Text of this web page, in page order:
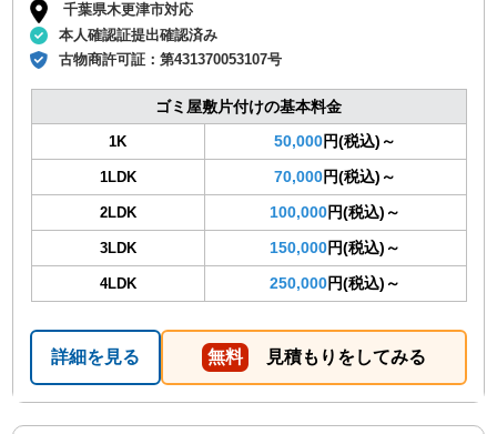
千葉県木更津市対応
本人確認証提出確認済み
古物商許可証：第431370053107号
ゴミ屋敷片付けの基本料金
1K 50,000円(税込)～
1LDK 70,000円(税込)～
2LDK 100,000円(税込)～
3LDK 150,000円(税込)～
4LDK 250,000円(税込)～
詳細を見る 無料 見積もりをしてみる